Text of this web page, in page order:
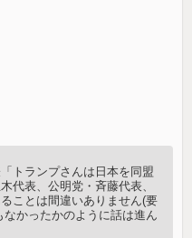
トランプさんは日本を同盟
代表、公明党・斉藤代表、
ことは間違いありません(要
かったかのように話は進ん